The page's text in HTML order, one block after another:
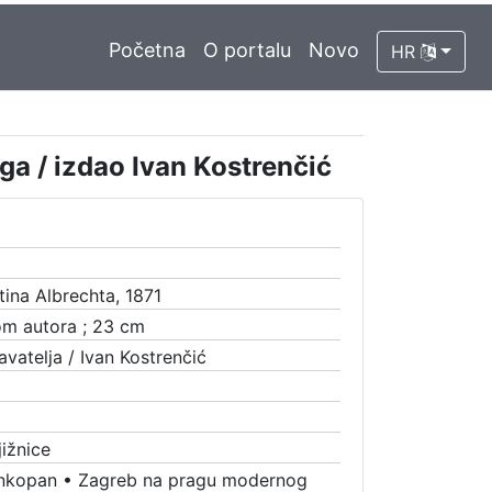
Početna O portalu Novo HR
/ izdao Ivan Kostrenčić
Albrechta, 1871
autora ; 23 cm
/ Ivan Kostrenčić
• Zagreb na pragu modernog